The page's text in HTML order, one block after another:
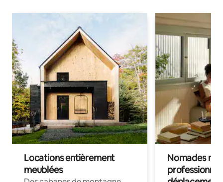
Locations entièrement
meublées
Nomades